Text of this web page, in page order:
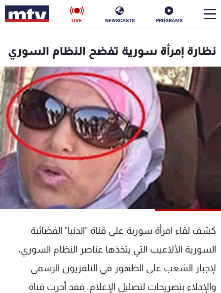
PROGRAMS
NEWSCASTS
LIVE
نظارة إمرأة سورية تفضح النظام السوري
كشف لقاء امرأة سورية على قناة "الدنيا" الفضائية
السورية الألاعيب التي يتخذها عناصر النظام السوري،
لإجبار الشعب على الظهور في التلفزيون الرسمي
والإدلاء بتصريحات لتضليل الإعلام. فقد أجرت قناة
سياسة ناس
إقتصاد فن
منوعات رياضة
البرامج
شاهد البرامج
الترددات
عن MTV
الإنـتـاج
وظائف
تواصل معنا